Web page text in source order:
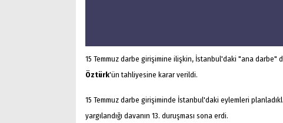
15 Temmuz darbe girişimine ilişkin, İstanbul'daki "ana darbe"
Öztürk'ün tahliyesine karar verildi.
15 Temmuz darbe girişiminde İstanbul'daki eylemleri
yargılandığı davanın 13. duruşması sona erdi.